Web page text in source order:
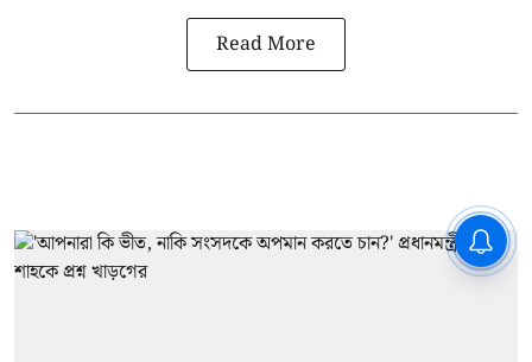
Read More
ভোট ঘোষণার প্রতিবাদ - আদালতের